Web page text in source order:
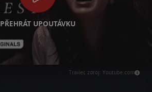
PŘEHRÁT UPOUTÁVKU
Trailer, zdroj: Youtube.com